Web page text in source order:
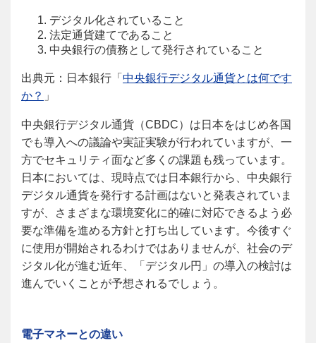
デジタル化されていること
法定通貨建てであること
中央銀行の債務として発行されていること
出典元：日本銀行「 中央銀行デジタル通貨とは何です
か？ 」
中央銀行デジタル通貨（CBDC）は日本をはじめ各国
でも導入への議論や実証実験が行われていますが、一
方でセキュリティ面など多くの課題も残っています。
日本においては、現時点では日本銀行から、中央銀行
デジタル通貨を発行する計画はないと発表されていま
すが、さまざまな環境変化に的確に対応できるよう必
要な準備を進める方針と打ち出しています。今後すぐ
に使用が開始されるわけではありませんが、社会のデ
ジタル化が進む近年、「デジタル円」の導入の検討は
進んでいくことが予想されるでしょう。
電子マネーとの違い